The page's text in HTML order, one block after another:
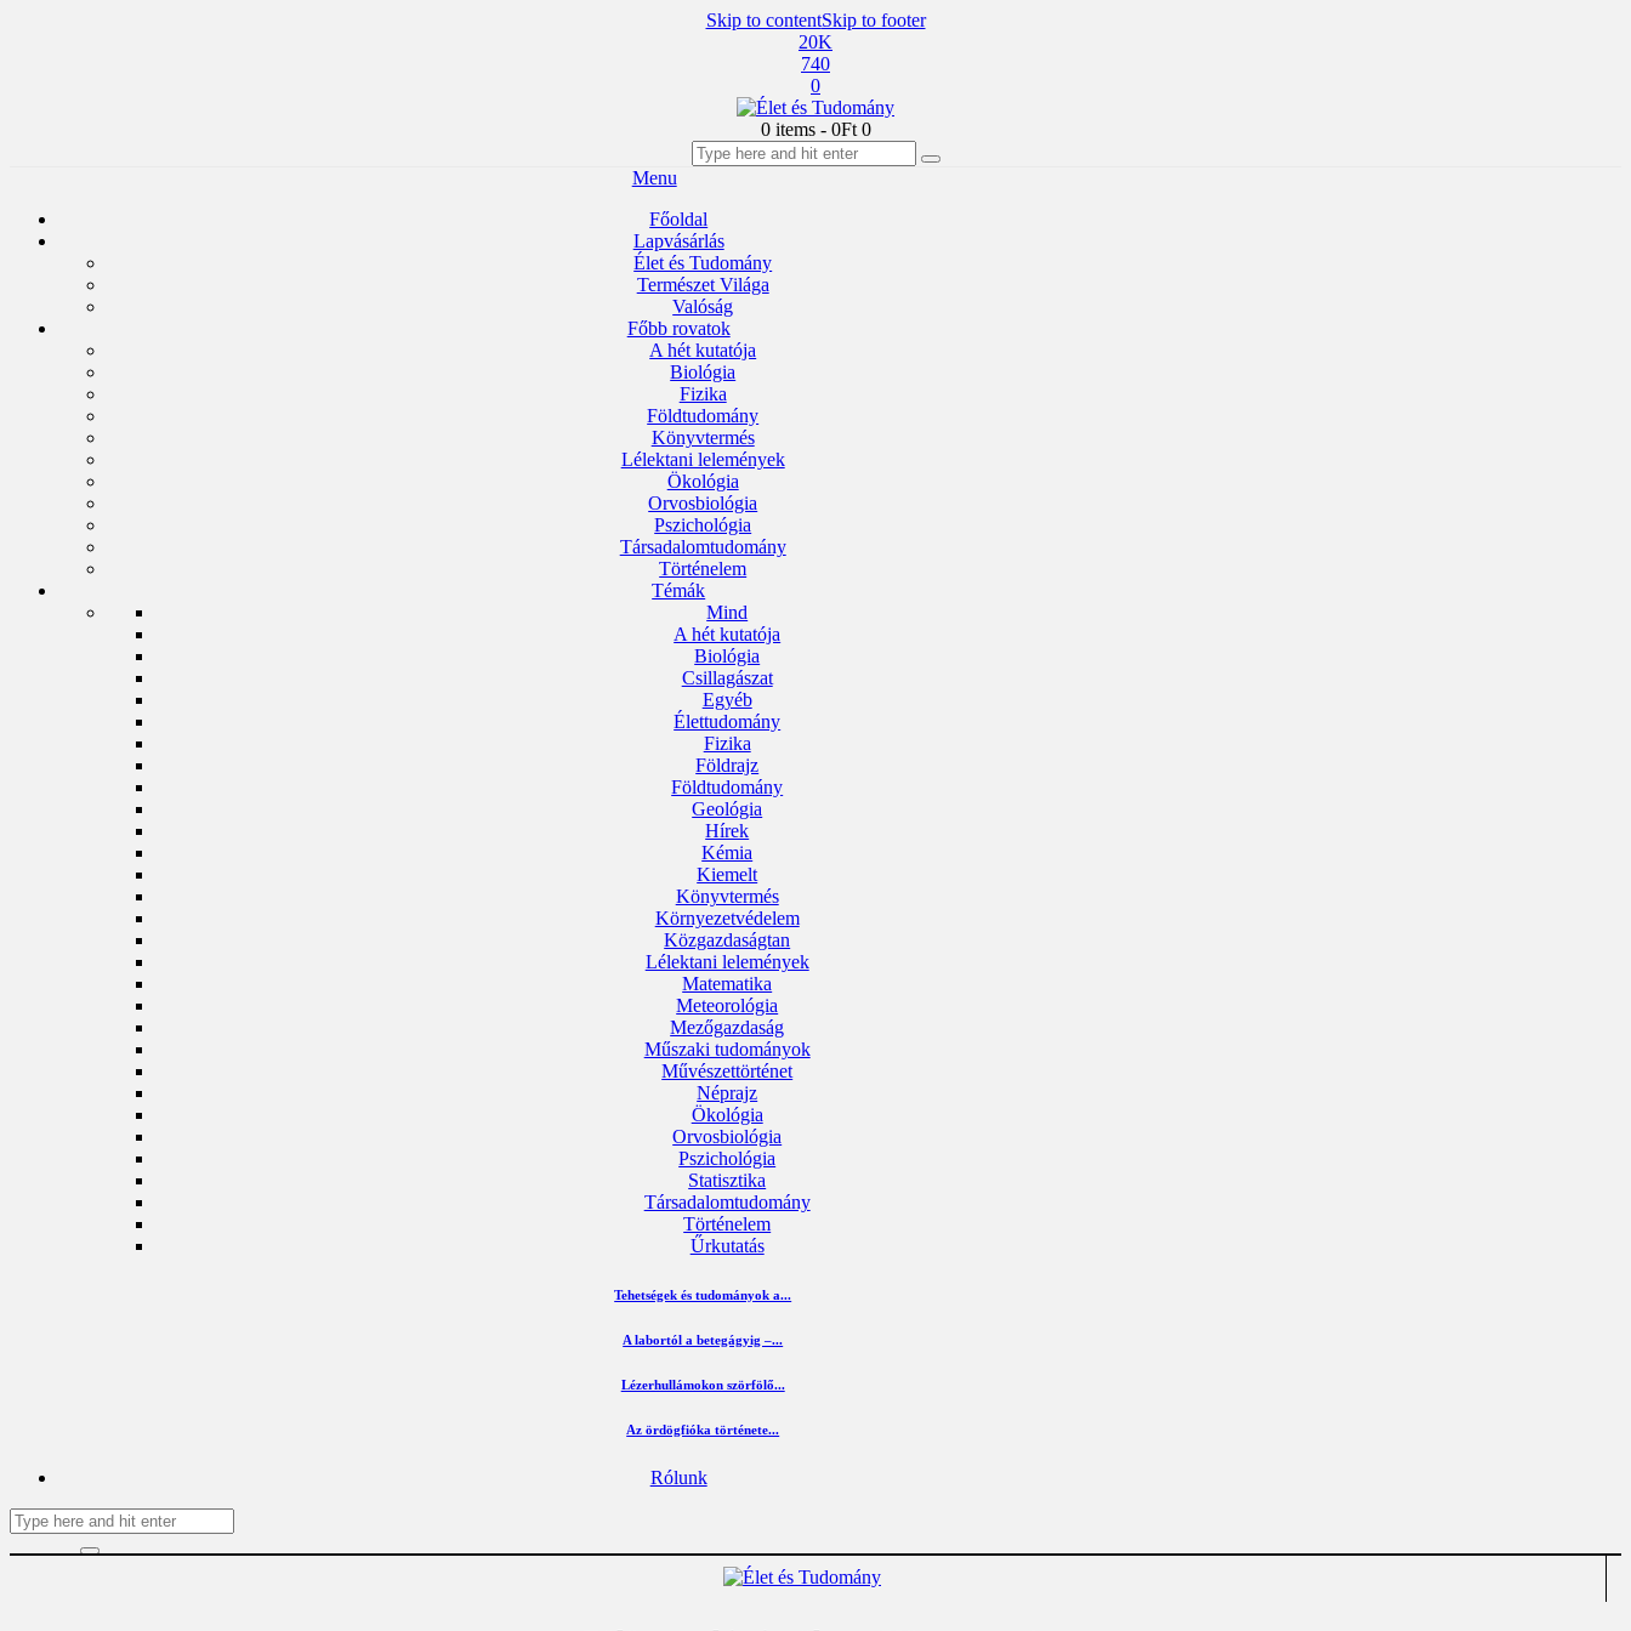
Skip to contentSkip to footer
20K
740
0
0 items - 0Ft 0
Menu
Főoldal
Lapvásárlás
Élet és Tudomány
Természet Világa
Valóság
Főbb rovatok
A hét kutatója
Biológia
Fizika
Földtudomány
Könyvtermés
Lélektani lelemények
Ökológia
Orvosbiológia
Pszichológia
Társadalomtudomány
Történelem
Témák
Mind
A hét kutatója
Biológia
Csillagászat
Egyéb
Élettudomány
Fizika
Földrajz
Földtudomány
Geológia
Hírek
Kémia
Kiemelt
Könyvtermés
Környezetvédelem
Közgazdaságtan
Lélektani lelemények
Matematika
Meteorológia
Mezőgazdaság
Műszaki tudományok
Művészettörténet
Néprajz
Ökológia
Orvosbiológia
Pszichológia
Statisztika
Társadalomtudomány
Történelem
Űrkutatás
Tehetségek és tudományok a...
A labortól a betegágyig –...
Lézerhullámokon szörfölő...
Az ördögfióka története...
Rólunk